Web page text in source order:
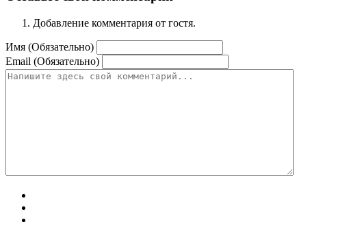
Добавление комментария от гостя.
Имя (Обязательно)
Email (Обязательно)